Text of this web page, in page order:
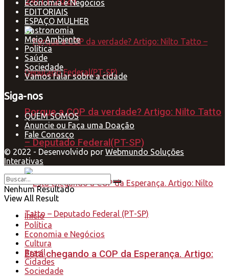
Porque a COP da verdade? Artigo: Nilto Tatto
– Deputado Federal(PT-SP)
Está chegando a COP da Esperança. Artigo:
Economia e Negócios
EDITORIAIS
ESPAÇO MULHER
Gastronomia
Meio Ambiente
Política
Saúde
Sociedade
Vamos falar sobre a cidade
Siga-nos
QUEM SOMOS
Anuncie ou Faça uma Doação
Fale Conosco
© 2022 - Desenvolvido por Webmundo Soluções
Interativas
Nenhum Resultado
View All Result
Início
Política
Economia e Negócios
Cultura
Brasil
Cidades
Sociedade